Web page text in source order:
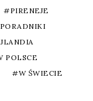
PIRENEJE
PORADNIKI
POLSCE
W ŚWIECIE